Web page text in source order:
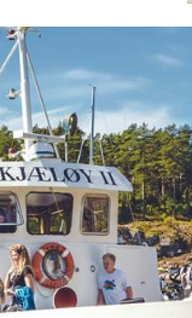
Helgeroafergene
mellom Helgeroa og
fantastisk opplevelse
svaberg!